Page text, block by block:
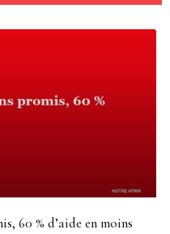
60 % d’aide en moins